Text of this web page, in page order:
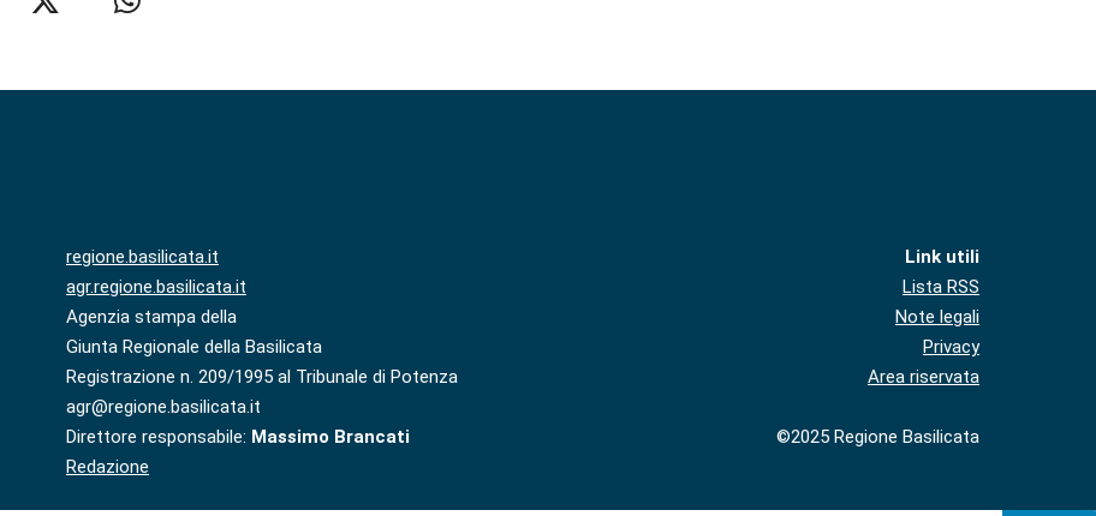
regione.basilicata.it
agr.regione.basilicata.it
Agenzia stampa della
Giunta Regionale della Basilicata
Registrazione n. 209/1995 al Tribunale di Potenza
agr@regione.basilicata.it
Direttore responsabile: Massimo Brancati
Redazione
Link utili
Lista RSS
Note legali
Privacy
Area riservata
©2025 Regione Basilicata